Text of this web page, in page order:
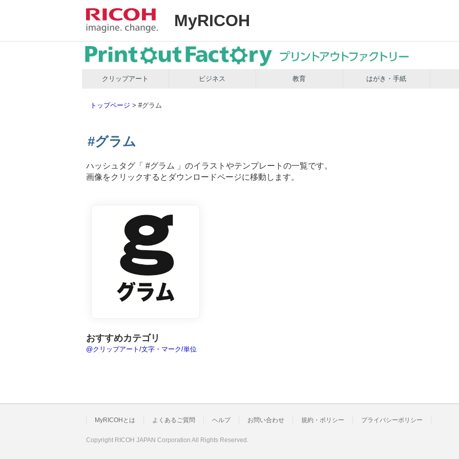
MyRICOH
クリップアート ビジネス 教育 はがき・手紙
トップページ > #グラム
#グラム
ハッシュタグ「 #グラム
」のイラストやテンプレートの一覧です。
画像をクリックするとダウンロードページに移動します。
おすすめカテゴリ
@クリップアート/文字・マーク/単位
MyRICOHとは よくあるご質問 ヘルプ お問い合わせ 規約・ポリシー プライバシーポリシー
Copyright RICOH JAPAN Corporation All Rights Reserved.